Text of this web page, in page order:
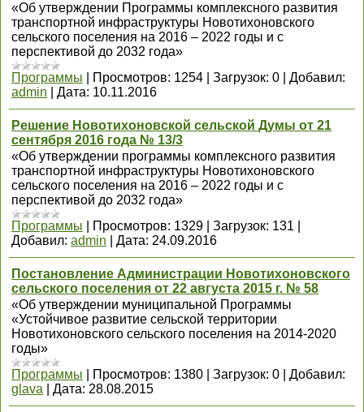
«Об утверждении Программы комплексного развития
транспортной инфраструктуры Новотихоновского
сельского поселения на 2016 – 2022 годы и с
перспективой до 2032 года»
Программы
Просмотров: 1254 Загрузок: 0
Добавил:
admin
Дата: 10.11.2016
Решение Новотихоновской сельской Думы от 21
сентября 2016 года № 13/3
«Об утверждении программы комплексного развития
транспортной инфраструктуры Новотихоновского
сельского поселения на 2016 – 2022 годы и с
перспективой до 2032 года»
Программы
Просмотров: 1329 Загрузок: 131
Добавил: admin Дата: 24.09.2016
Постановление Администрации Новотихоновского
сельского поселения от 22 августа 2015 г. № 58
«Об утверждении муниципальной Программы
«Устойчивое развитие сельской территории
Новотихоновского сельского поселения на 2014-2020
годы»
Программы
Просмотров: 1380 Загрузок: 0
Добавил:
glava
Дата: 28.08.2015